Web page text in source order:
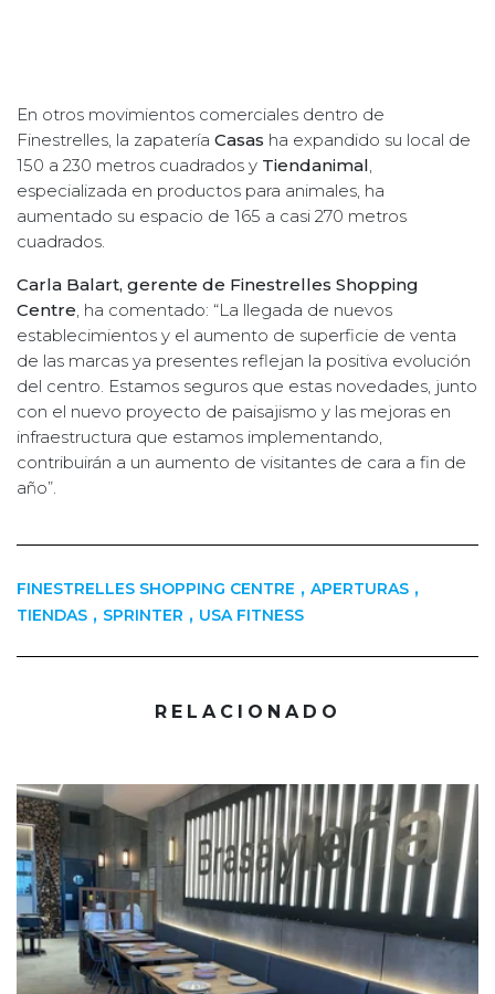
En otros movimientos comerciales dentro de
Finestrelles, la zapatería Casas ha expandido su local de
150 a 230 metros cuadrados y Tiendanimal,
especializada en productos para animales, ha
aumentado su espacio de 165 a casi 270 metros
cuadrados.
Carla Balart, gerente de Finestrelles Shopping
Centre, ha comentado: “La llegada de nuevos
establecimientos y el aumento de superficie de venta
de las marcas ya presentes reflejan la positiva evolución
del centro. Estamos seguros que estas novedades, junto
con el nuevo proyecto de paisajismo y las mejoras en
infraestructura que estamos implementando,
contribuirán a un aumento de visitantes de cara a fin de
año”.
FINESTRELLES SHOPPING CENTRE , APERTURAS ,
TIENDAS , SPRINTER , USA FITNESS
RELACIONADO